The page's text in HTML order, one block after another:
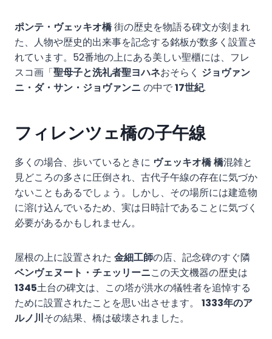
ポンテ・ヴェッキオ橋街の歴史を物語る碑文が刻まれ
た、人物や歴史的出来事を記念する銘板が数多く設置さ
れています。52番地の上にある美しい聖櫃には、フレ
スコ画「聖母子と洗礼者聖ヨハネおそらく ジョヴァン
ニ・ダ・サン・ジョヴァンニ の中で17世紀.
フィレンツェ橋の子午線
多くの場合、歩いているときに ヴェッキオ橋橋混雑と
見どころの多さに圧倒され、古代子午線の存在に気づか
ないこともあるでしょう。しかし、その場所には建造物
に溶け込んでいるため、実は日時計であることに気づく
必要があるかもしれません。
屋根の上に設置された 金細工師の店、記念碑のすぐ隣
ベンヴェヌート・チェッリーニこの天文機器の歴史は
1345土台の碑文は、この塔が洪水の犠牲者を追悼する
ために設置されたことを思い出させます。 1333年のア
ルノ川その結果、橋は破壊されました。